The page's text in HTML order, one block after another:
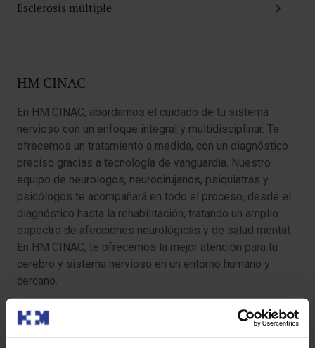
Esclerosis múltiple
HM CINAC
En HM CINAC, abordamos el cuidado de tu sistema
nervioso con un enfoque integral y multidisciplinar. Te
ofrecemos un tratamiento a medida, con un diagnóstico
preciso gracias a tecnología de vanguardia. Nuestro
equipo de neurólogos, neurocirujanos, psiquiatras y
psicólogos te acompañará en todo el proceso, desde el
diagnóstico hasta la rehabilitación, tratando un amplio
espectro de afecciones neurológicas y de salud mental.
En HM CINAC, te ofrecemos la mejor atención para tu
cerebro y sistema nervioso en un entorno humano y
cercano.